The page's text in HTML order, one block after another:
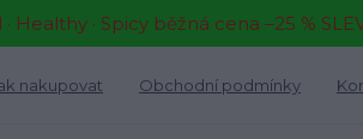
· Healthy · Spicy běžná cena –25 %
nakupovat Obchodní podmínky